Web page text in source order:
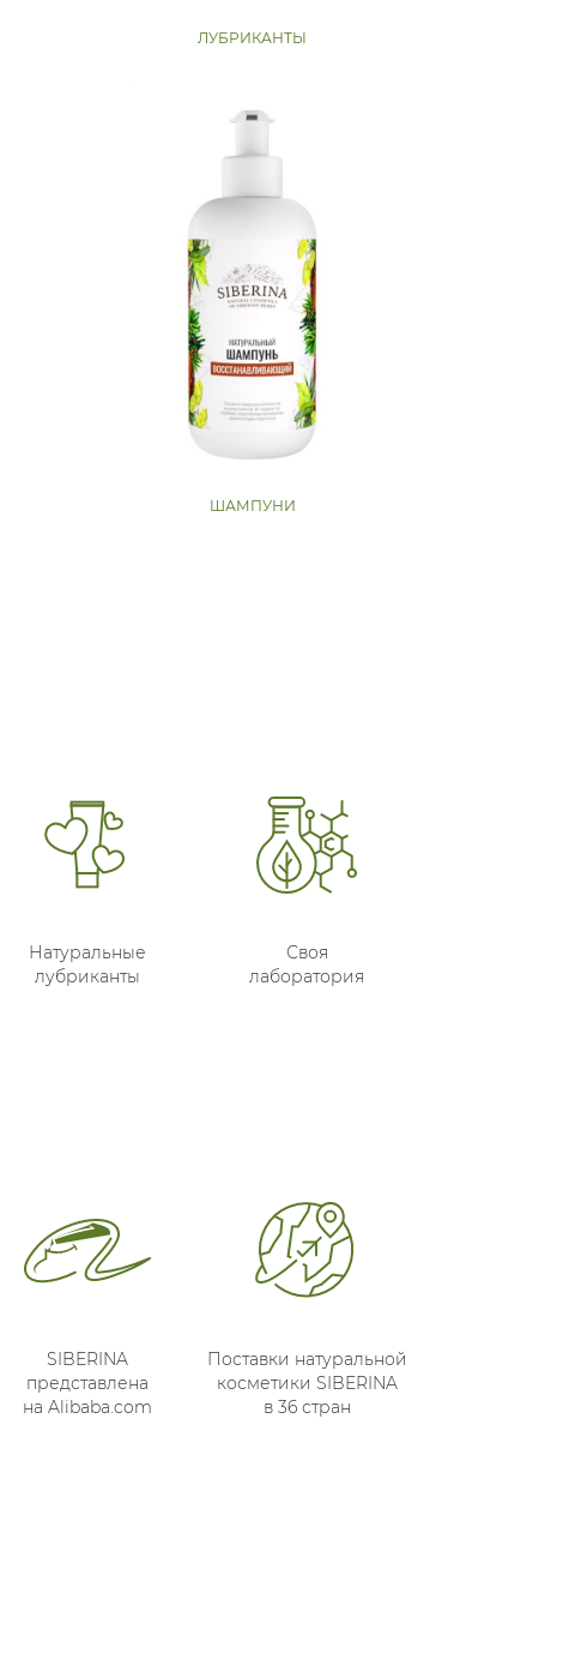
ЛУБРИКАНТЫ
ШАМПУНИ
Натуральные
лубриканты
Своя
лаборатория
SIBERINA
представлена
на Alibaba.com
Поставки натуральной
косметики SIBERINA
в 36 стран